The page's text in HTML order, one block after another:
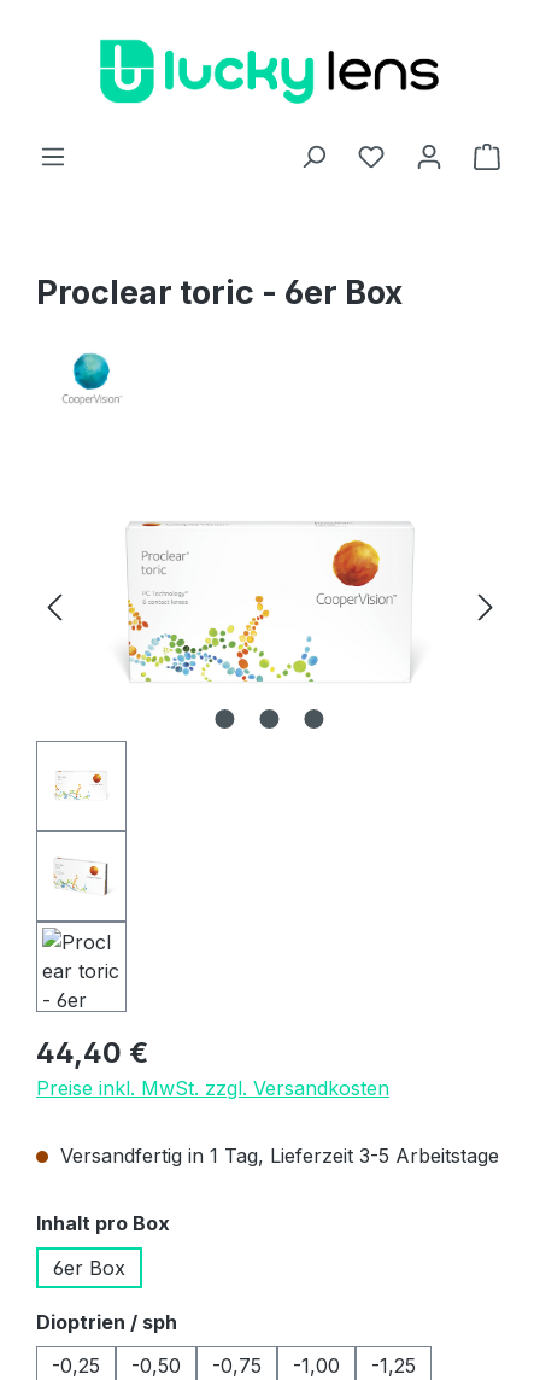
Proclear toric - 6er Box
Regulärer Preis:
44,40 €
Preise inkl. MwSt. zzgl. Versandkosten
Versandfertig in 1 Tag, Lieferzeit 3-5 Arbeitstage
Inhalt pro Box
6er Box
Dioptrien / sph
-0,25
-0,50 -0,75 -1,00
-1,25